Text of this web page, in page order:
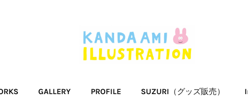
GALLERY PROFILE SUZURI（グッズ販売）